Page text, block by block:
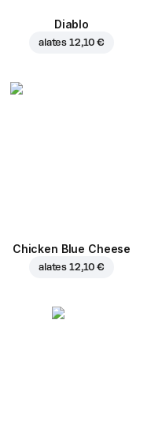
Diablo
alates 12,10 €
Chicken Blue Cheese
alates 12,10 €